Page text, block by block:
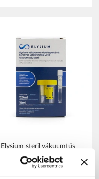
Elysium steril vákuumtűs
vizeletgyűjtő pohár és
bórsavas vizeletminta-vevő